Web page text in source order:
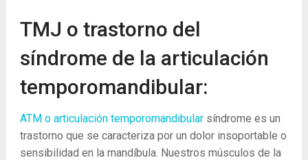
TMJ o trastorno del
síndrome de la articulación
temporomandibular:
ATM o articulación temporomandibular síndrome es un
trastorno que se caracteriza por un dolor insoportable o
sensibilidad en la mandíbula. Nuestros músculos de la